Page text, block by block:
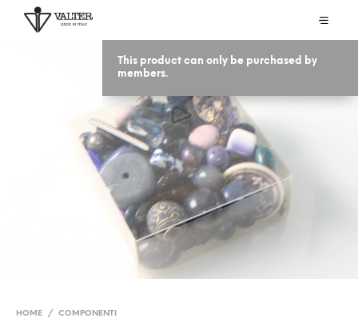
This product can only be purchased by
members.
HOME / COMPONENTI